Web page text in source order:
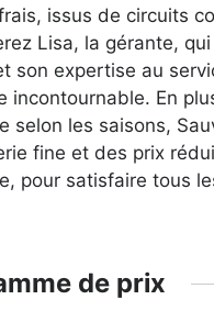
issus de circuits
Lisa, la gérante,
son expertise au
incontournable. En
selon les saisons,
fine et des prix
pour satisfaire tous
de prix